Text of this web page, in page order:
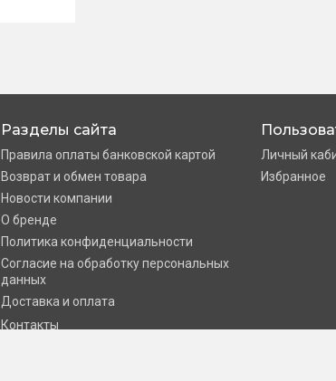
Разделы сайта
Правила оплаты банковской картой
Возврат и обмен товара
Новости компании
О бренде
Политика конфиденциальности
Согласие на обработку персональных
данных
Доставка и оплата
Контакты
Личный
Избранное